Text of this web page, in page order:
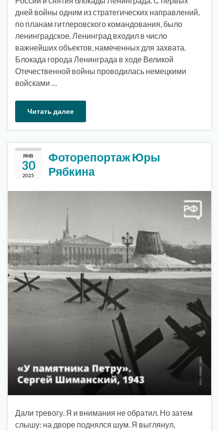
дней войны одним из стратегических направлений,
по планам гитлеровского командования, было
ленинградское. Ленинград входил в число
важнейших объектов, намеченных для захвата.
Блокада города Ленинграда в ходе Великой
Отечественной войны проводилась немецкими
войсками …
Читать далее
ЯНВ
30
2025
Фоторепортаж Юры
Рябкина
Дали тревогу. Я и внимания не обратил. Но затем
слышу: на дворе поднял­ся шум. Я выглянул,